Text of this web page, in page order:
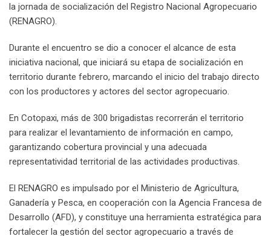
la jornada de socialización del Registro Nacional Agropecuario
(RENAGRO).
Durante el encuentro se dio a conocer el alcance de esta
iniciativa nacional, que iniciará su etapa de socialización en
territorio durante febrero, marcando el inicio del trabajo directo
con los productores y actores del sector agropecuario.
En Cotopaxi, más de 300 brigadistas recorrerán el territorio
para realizar el levantamiento de información en campo,
garantizando cobertura provincial y una adecuada
representatividad territorial de las actividades productivas.
El RENAGRO es impulsado por el Ministerio de Agricultura,
Ganadería y Pesca, en cooperación con la Agencia Francesa de
Desarrollo (AFD), y constituye una herramienta estratégica para
fortalecer la gestión del sector agropecuario a través de